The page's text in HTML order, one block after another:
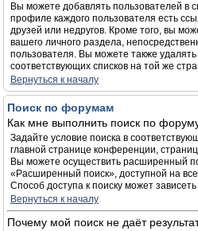
Вы можете добавлять пользователей в
профиле каждого пользователя есть
друзей или недругов. Кроме того, вы
вашего личного раздела,
пользователя. Вы можете также
соответствующих списков на той же
Вернуться к началу
Поиск по форумам
Как мне выполнить поиск по
Задайте условие поиска в
главной странице конференции,
Вы можете осуществить расширенный
«Расширенный поиск», доступной на
Способ доступа к поиску может
Вернуться к началу
Почему мой поиск не даёт